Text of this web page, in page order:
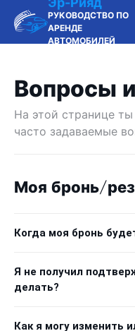
РУКОВОДСТВО ПО
АРЕНДЕ
АВТОМОБИЛЕЙ
Вопросы
На этой странице
часто задаваемые
Моя бронь/
Когда моя бронь
Я не получил
делать?
Как я могу изменить